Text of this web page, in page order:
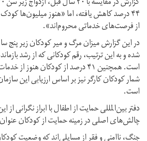
۴۴ درصد کاهش یافته، اما «هنوز میلیون‌ها
از فرصت‌های خدماتی محروم‌اند».
است. همچنین ۴۱ درصد از کودکان هنوز
است.
دفتر بین‌المللی حمایت از اطفال با ابراز نگرانی از
چالش‌های اصلی در زمینه حمایت از کودکان